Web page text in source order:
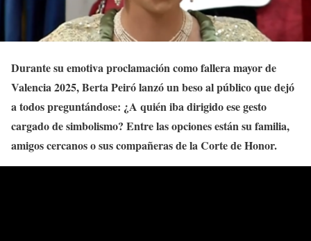
Durante su emotiva proclamación como fallera mayor de
Valencia 2025, Berta Peiró lanzó un beso al público que dejó
a todos preguntándose: ¿A quién iba dirigido ese gesto
cargado de simbolismo? Entre las opciones están su familia,
amigos cercanos o sus compañeras de la Corte de Honor.